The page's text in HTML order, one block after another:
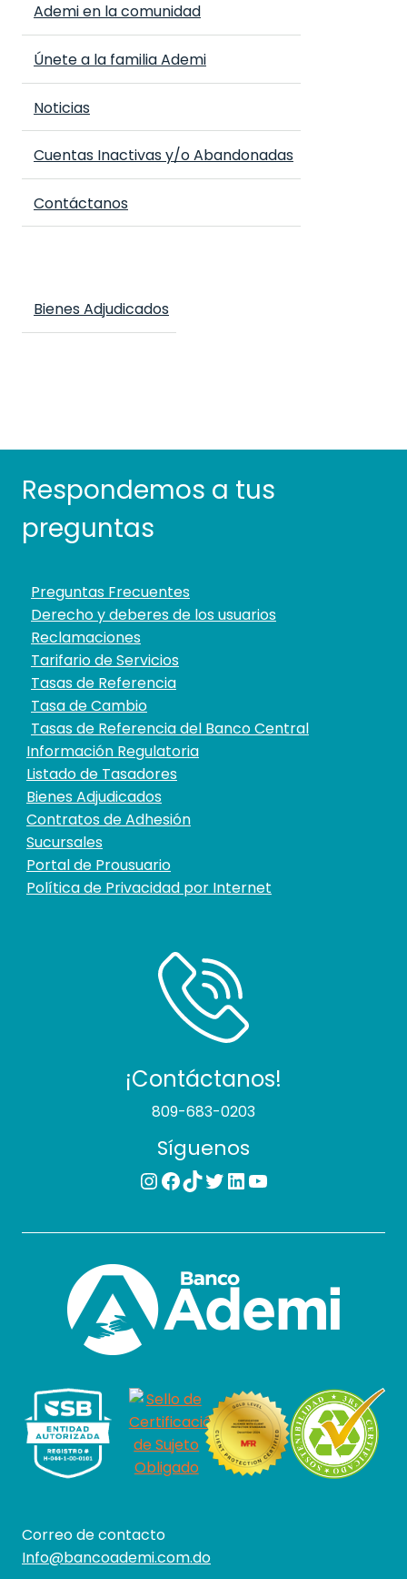
Ademi en la comunidad
Únete a la familia Ademi
Noticias
Cuentas Inactivas y/o Abandonadas
Contáctanos
Bienes Adjudicados
Respondemos a tus
preguntas
Preguntas Frecuentes
Derecho y deberes de los usuarios
Reclamaciones
Tarifario de Servicios
Tasas de Referencia
Tasa de Cambio
Tasas de Referencia del Banco Central
Información Regulatoria
Listado de Tasadores
Bienes Adjudicados
Contratos de Adhesión
Sucursales
Portal de Prousuario
Política de Privacidad por Internet
¡Contáctanos!
809-683-0203
Síguenos
Instagram
Facebook
TikTok
Twitter
LinkedIn
YouTube
Correo de contacto
Info@bancoademi.com.do